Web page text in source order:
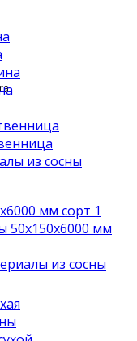
из сосны
мм сорт 1
50х150х6000 мм
из сосны